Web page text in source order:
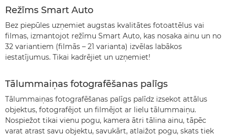
Režīms Smart Auto
Bez piepūles uzņemiet augstas kvalitātes fotoattēlus vai
filmas, izmantojot režīmu Smart Auto, kas nosaka ainu un no
32 variantiem (filmās – 21 varianta) izvēlas labākos
iestatījumus. Tikai kadrējiet un uzņemiet!
Tālummaiņas fotografēšanas palīgs
Tālummaiņas fotografēšanas palīgs palīdz izsekot attālus
objektus, fotografējot un filmējot ar lielu tālummaiņu.
Nospiežot tikai vienu pogu, kamera ātri tālina ainu, tāpēc
varat atrast savu objektu, savukārt, atlaižot pogu, skats tiek